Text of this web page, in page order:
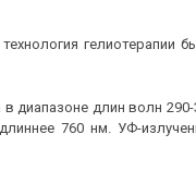
гелиотерапии
длин волн
760 нм. УФ-